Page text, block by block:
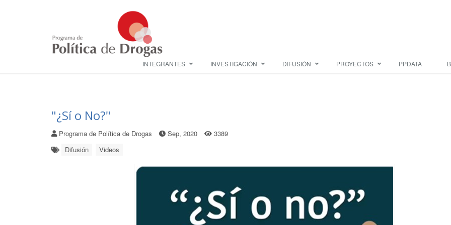
INTEGRANTES INVESTIGACIÓN DIFUSIÓN PROYECTOS PPDATA
"¿Sí o No?"
Programa de Política de Drogas Sep, 2020
3389
Difusión
Videos